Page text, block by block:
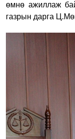
өмнө ажиллаж
газрын дарга